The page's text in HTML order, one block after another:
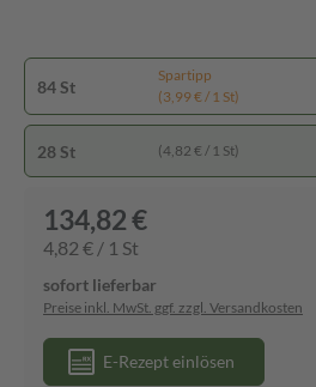
84 St
Spartipp
(3,99 € / 1 St)
28 St (4,82 € / 1 St)
134,82 €
4,82 € / 1 St
sofort lieferbar
Preise inkl. MwSt. ggf. zzgl. Versandkosten
E-Rezept einlösen